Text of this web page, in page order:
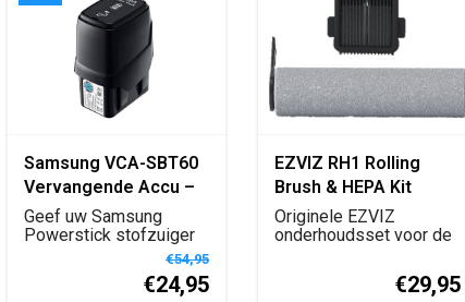
Samsung VCA-SBT60
Vervangende Accu –
21.6V Li-ion | Voor
VS6000(K) Powerstick
Steelstofzuiger –
Geef uw Samsung
Powerstick stofzuiger
zijn volledige kracht ...€54,95
€24,95
EZVIZ RH1 Rolling
Brush & HEPA Kit
Originele EZVIZ
onderhoudsset voor de
€29,95